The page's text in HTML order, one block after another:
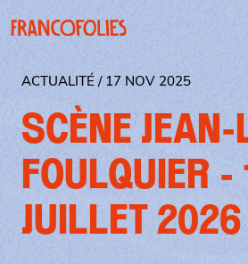
ACTUALITÉ / 17 NOV 2025
SCÈNE
FOULQUIER -
JUILLET 2026